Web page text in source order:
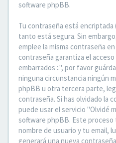
software phpBB.
Tu contraseña está encriptada
tanto está segura. Sin
emplee la misma contraseña
contraseña garantiza el
embarrados :.", por favor
ninguna circunstancia ningún
phpBB u otra tercera parte,
contraseña. Si has olvidado la
puede usar el servicio "Olvidé
software phpBB. Este
nombre de usuario y tu email,
generará una nueva